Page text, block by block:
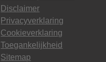
Disclaimer
Privacyverklaring
Cookieverklaring
Toegankelijkheid
Sitemap